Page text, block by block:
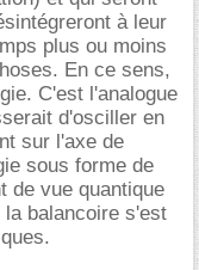
à leur
plus ou moins
En ce sens,
C'est l'analogue
d'osciller en
sur l'axe de
sous forme de
de vue quantique
balancoire s'est